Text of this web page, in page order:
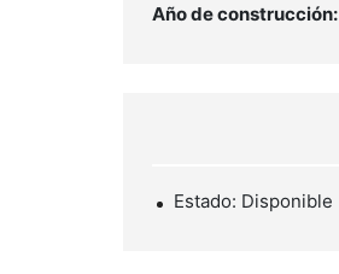
Año de construcción:
Estado: Disponible